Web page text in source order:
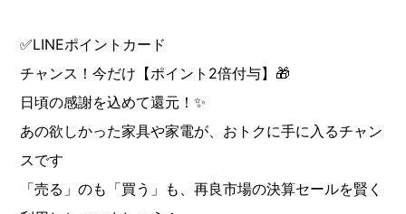
✅LINEポイントカード
チャンス！今だけ【ポイント2倍付与】🎁
日頃の感謝を込めて還元！✨
あの欲しかった家具や家電が、おトクに手に入るチャン
スです
「売る」のも「買う」も、再良市場の決算セールを賢く